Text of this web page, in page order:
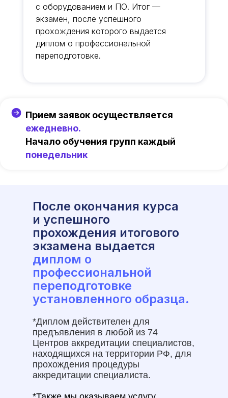
с оборудованием и ПО. Итог —
экзамен, после успешного
прохождения которого выдается
диплом о профессиональной
переподготовке.
Прием заявок осуществляется
ежедневно.
Начало обучения групп каждый
понедельник
После окончания курса
и успешного
прохождения итогового
экзамена выдается
диплом о
профессиональной
переподготовке
установленного образца.
*Диплом действителен для
предъявления в любой из 74
Центров аккредитации специалистов,
находящихся на территории РФ, для
прохождения процедуры
аккредитации специалиста.